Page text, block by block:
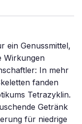
ein Genussmittel,
Wirkungen
In mehr
fanden
Tetrazyklin.
Getränk
für niedrige